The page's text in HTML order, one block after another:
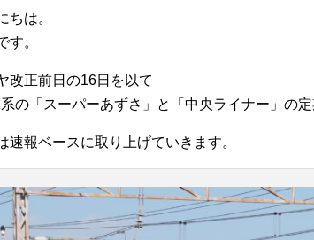
ちは。
す。
改正前日の16日を以て
の「スーパーあずさ」と「中央ライナー」の定
速報ベースに取り上げていきます。